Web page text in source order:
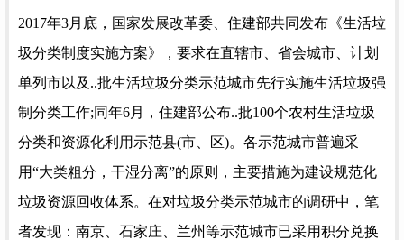
2017年3月底，国家发展改革委、住建部共同发布《生活垃
圾分类制度实施方案》，要求在直辖市、省会城市、计划
单列市以及..批生活垃圾分类示范城市先行实施生活垃圾强
制分类工作;同年6月，住建部公布..批100个农村生活垃圾
分类和资源化利用示范县(市、区)。各示范城市普遍采
用“大类粗分，干湿分离”的原则，主要措施为建设规范化
垃圾资源回收体系。在对垃圾分类示范城市的调研中，笔
者发现：南京、石家庄、兰州等示范城市已采用积分兑换